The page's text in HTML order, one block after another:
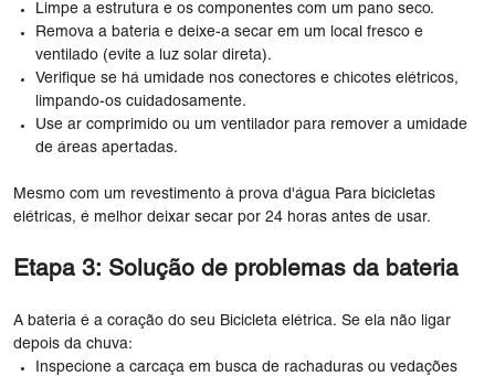
Limpe a estrutura e os componentes com um pano seco.
Remova a bateria e deixe-a secar em um local fresco e
ventilado (evite a luz solar direta).
Verifique se há umidade nos conectores e chicotes elétricos,
limpando-os cuidadosamente.
Use ar comprimido ou um ventilador para remover a umidade
de áreas apertadas.
Mesmo com um revestimento à prova d'água Para bicicletas
elétricas, é melhor deixar secar por 24 horas antes de usar.
Etapa 3: Solução de problemas da bateria
A bateria é a coração do seu Bicicleta elétrica. Se ela não ligar
depois da chuva:
Inspecione a carcaça em busca de rachaduras ou vedações